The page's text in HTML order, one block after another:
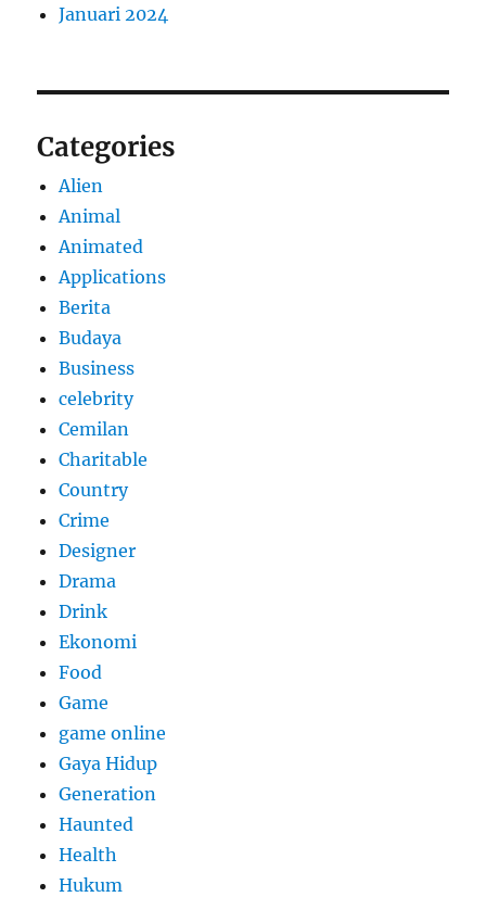
Januari 2024
Categories
Alien
Animal
Animated
Applications
Berita
Budaya
Business
celebrity
Cemilan
Charitable
Country
Crime
Designer
Drama
Drink
Ekonomi
Food
Game
game online
Gaya Hidup
Generation
Haunted
Health
Hukum